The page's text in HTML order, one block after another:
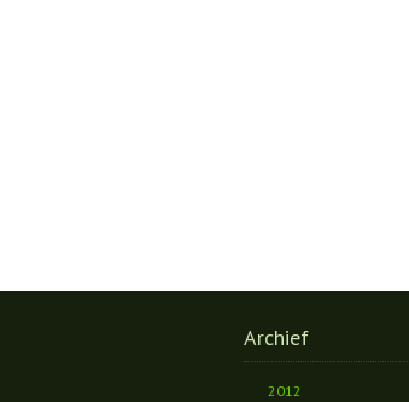
Archief
2012